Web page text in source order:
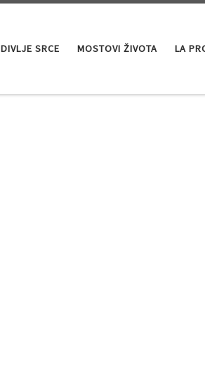
DIVLJE SRCE MOSTOVI ŽIVOTA LA